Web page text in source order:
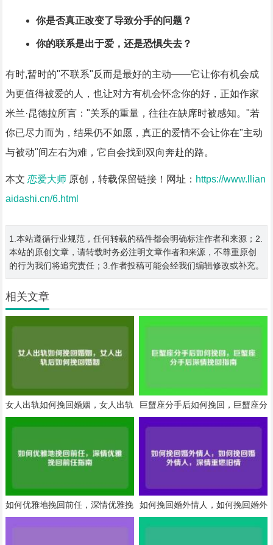
你是否真正改变了导致分手的问题？
你的联系是出于爱，还是恐惧失去？
有时,暂时的"不联系"反而是最好的主动——它让你有机会成
为更值得被爱的人，也让对方有机会怀念你的好，正如作家
米兰·昆德拉所言："关系的重量，往往在缺席时被感知。"若
你已尽力而为，结果仍不如愿，真正的爱情不会让你在"主动
与被动"间左右为难，它自会找到双向奔赴的路。
本文 恋爱大师原创，转载保留链接！网址： https://www.llian
aidashi.cn/6.html
1.本站遵循行业规范，任何转载的稿件都会明确标注作者和来源；2.
本站的原创文章，请转载时务必注明文章作者和来源，不尊重原创
的行为我们将追究责任；3.作者投稿可能会经我们编辑修改或补充。
相关文章
女人出轨如何挽回婚姻，女人出轨
后如何挽回婚姻
巨蟹座分手后如何挽回，巨蟹座分
手后深情挽回指南
如何优雅地挽回前任，深情优雅挽
回前任指南
如何挽回婚外情人，如何挽回婚外
情人，深情重燃旧情